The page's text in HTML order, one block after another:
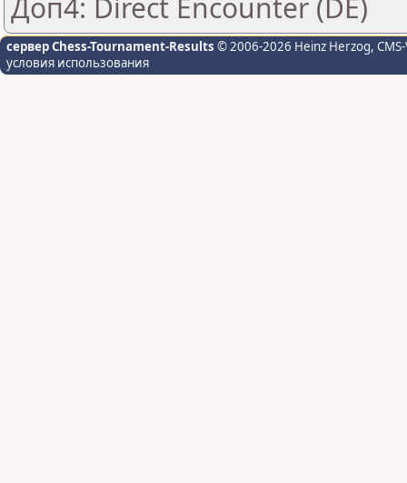
Доп4: Direct Encounter (DE)
сервер Chess-Tournament-Results © 2006-2026 Heinz Herzog,
условия использования